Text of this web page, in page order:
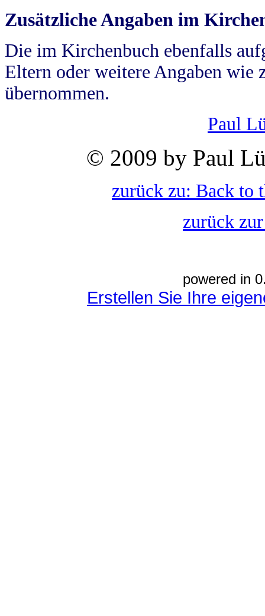
Zusätzliche Angaben im
Die im Kirchenbuch ebenfalls
Eltern oder weitere Angaben wie
übernommen.
Paul
© 2009 by Paul
zurück zu: Back to
zurück
powered in
Erstellen Sie Ihre